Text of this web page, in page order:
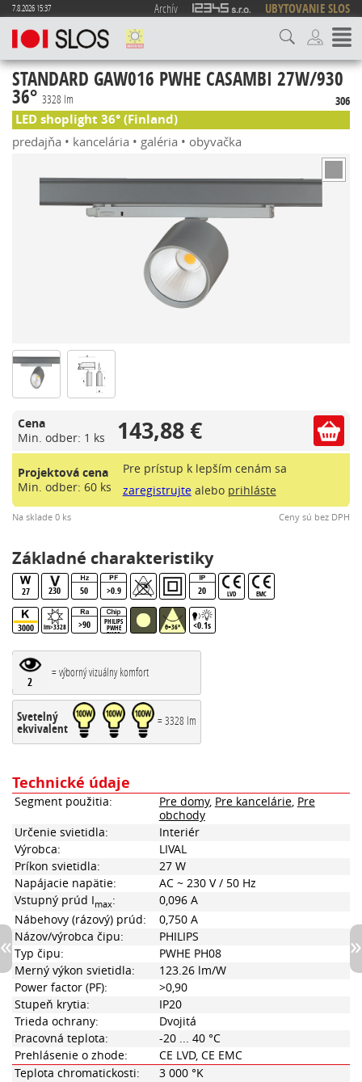
7.8.2026 15:37 Archív UBYTOVANIE SLOS
STANDARD GAW016 PWHE CASAMBI 27W/930
36° 3328 lm 306
LED shoplight 36° (Finland)
predajňa • kancelária • galéria • obyvačka
Cena
Min. odber: 1 ks
143,88 €
Projektová cena
Min. odber: 60 ks
Pre prístup k lepším cenám sa
zaregistrujtealebo prihláste
Na sklade 0 ks Ceny sú bez DPH
Základné charakteristiky
27 230 50 >0.9 20 LVD EMC
3000 lm>3328 >90
PHILIPS
PWHE
PH08
θ=36° <0.1s
2
= výborný vizuálny komfort
Svetelný
ekvivalent = 3328 lm
Technické údaje
Segment použitia: Pre domy, Pre kancelárie, Pre
obchody
Určenie svietidla:
Interiér
Výrobca:
LIVAL
Príkon svietidla:
27 W
Napájacie napätie:
AC ~ 230 V / 50 Hz
Vstupný prúd Imax:
0,096 A
Nábehovy (rázový) prúd:
0,750 A
Názov/výrobca čipu:
PHILIPS
Typ čipu:
PWHE PH08
Merný výkon svietidla:
123.26 lm/W
Power factor (PF):
>0,90
Stupeň krytia:
IP20
Trieda ochrany:
Dvojitá
Pracovná teplota:
-20 ... 40 °C
Prehlásenie o zhode:
CE LVD, CE EMC
Teplota chromatickosti:
3 000 °K